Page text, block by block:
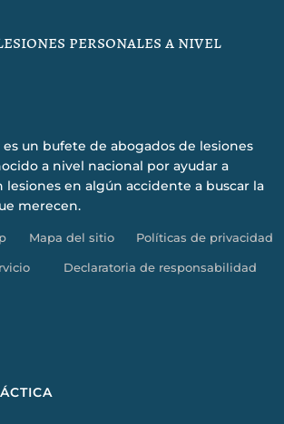
personales a nivel
un bufete de abogados de lesiones
a nivel nacional por ayudar a
lesiones en algún accidente a buscar la
merecen.
Mapa del sitio Políticas de privacidad
Declaratoria de responsabilidad